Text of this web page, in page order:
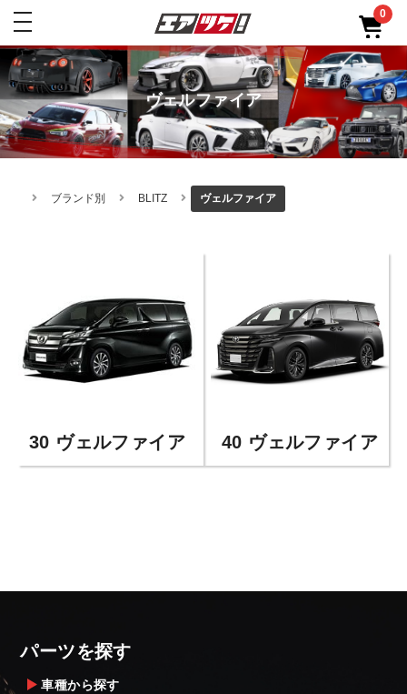
toggle
0
ヴェルファイア
ブランド別 BLITZ ヴェルファイア
30 ヴェルファイア 40 ヴェルファイア
パーツを探す
車種から探す